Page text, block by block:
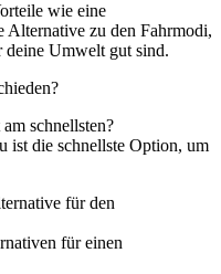
wie eine
Alternative zu den Fahrmodi,
deine Umwelt gut sind.
schnellsten?
ist die schnellste Option, um
für den
für einen